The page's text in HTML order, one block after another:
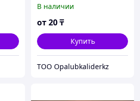
В наличии
от20₸
Купить
TOO Opalubkaliderkz